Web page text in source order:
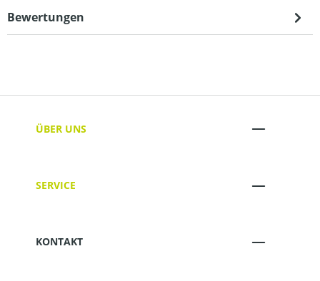
Bewertungen
ÜBER UNS
SERVICE
KONTAKT